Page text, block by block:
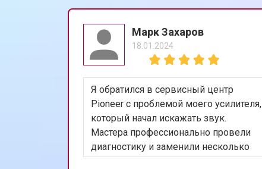
Марк Захаров
18.01.2024
Я обратился в сервисный центр
Pioneer с проблемой моего усилителя,
который начал искажать звук.
Мастера профессионально провели
диагностику и заменили несколько